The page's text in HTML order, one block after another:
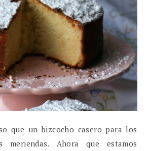
que un bizcocho casero para los
meriendas. Ahora que estamos